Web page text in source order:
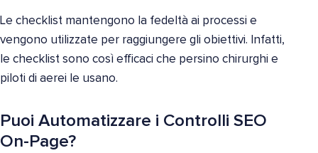
Le checklist mantengono la fedeltà ai processi e
vengono utilizzate per raggiungere gli obiettivi. Infatti,
le checklist sono così efficaci che persino chirurghi e
piloti di aerei le usano.
Puoi Automatizzare i Controlli SEO
On-Page?